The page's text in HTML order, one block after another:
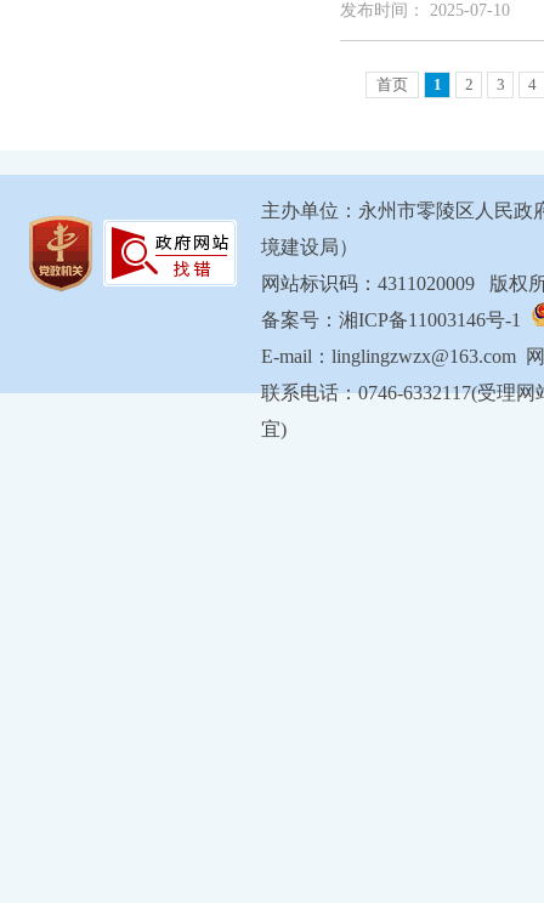
发布时间： 2025-07-10
首页 1 2 3 4
主办单位：永州市零陵区人民
境建设局）
网站标识码：4311020009 版权
备案号：湘ICP备11003146号-1
E-mail：linglingzwzx@163.com
联系电话：0746-6332117(受理
宜)